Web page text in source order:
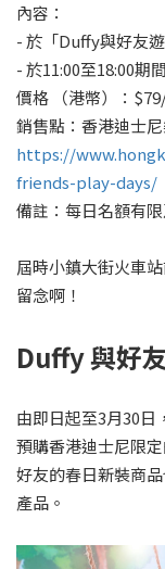
內容：
- 於「Duffy與好友
- 於11:00至18:00期
價格 （港幣）：
銷售點：香港迪士
https://
friends-play-days/
備註：每日名額有
屆時小鎮大街火車
留念啊！
Duffy 與好
由即日起至3月30日
預購香港迪士尼限
好友的春日新裝商
產品。